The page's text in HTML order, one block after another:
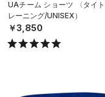
UAチーム ショーツ 〈タイ
レーニング/UNISEX）
￥3,850